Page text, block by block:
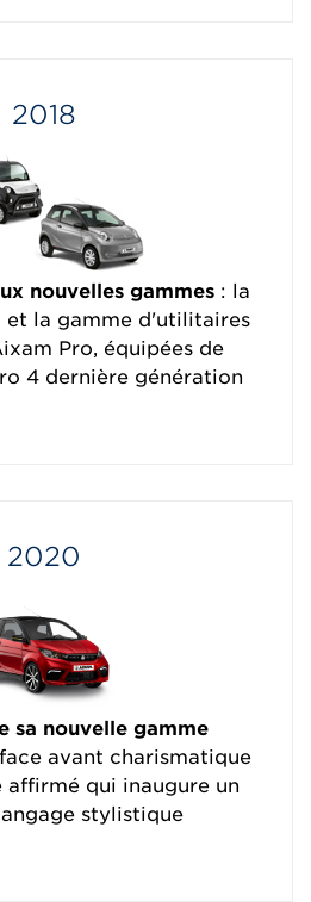
2018
nouvelles gammes: la
et la gamme d'utilitaires
Pro, équipées de
4 dernière génération
2020
sa nouvelle gamme
avant charismatique
affirmé qui inaugure un
stylistique